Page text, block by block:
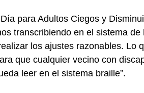
para Adultos Ciegos y
transcribiendo en el sistema
los ajustes razonables. Lo
que cualquier vecino con
leer en el sistema braille”.